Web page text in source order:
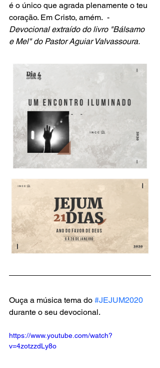
é o único que agrada plenamente o teu
coração. Em Cristo, amém.  -
Devocional extraído do livro "Bálsamo
e Mel" do Pastor Aguiar Valvassoura.
Ouça a música tema do #JEJUM2020
durante o seu devocional.
https://www.youtube.com/watch?
v=4zotzzdLy8o